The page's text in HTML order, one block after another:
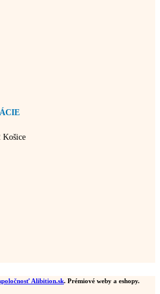
Košice
Alibition.sk. Prémiové weby a eshopy.